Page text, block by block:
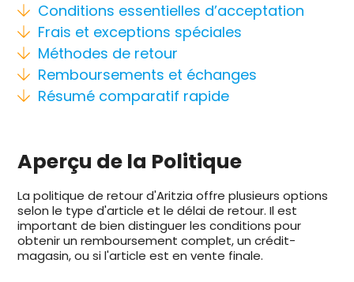
Conditions essentielles d’acceptation
Frais et exceptions spéciales
Méthodes de retour
Remboursements et échanges
Résumé comparatif rapide
Aperçu de la Politique
La politique de retour d'Aritzia offre plusieurs options
selon le type d'article et le délai de retour. Il est
important de bien distinguer les conditions pour
obtenir un remboursement complet, un crédit-
magasin, ou si l'article est en vente finale.